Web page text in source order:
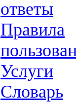
ответы
Правила
Услуги
Словарь